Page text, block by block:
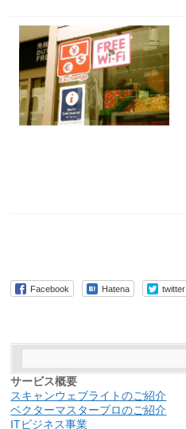
Facebook Hatena twitter
サービス概要
スキャンウェブライトのご紹介
ベクターマスタープロのご紹介
ITビジネス事業